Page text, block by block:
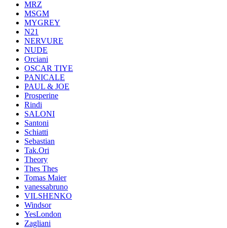
MRZ
MSGM
MYGREY
N21
NERVURE
NUDE
Orciani
OSCAR TIYE
PANICALE
PAUL & JOE
Prosperine
Rindi
SALONI
Santoni
Schiatti
Sebastian
Tak.Ori
Theory
Thes Thes
Tomas Maier
vanessabruno
VILSHENKO
Windsor
YesLondon
Zagliani